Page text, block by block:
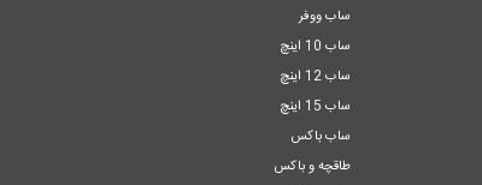
ساب ووفر
ساب 10 اینچ
ساب 12 اینچ
ساب 15 اینچ
ساب باکس
طاقچه و باکس